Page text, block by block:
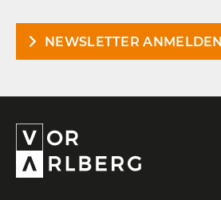
NEWSLETTER ANMELDEN